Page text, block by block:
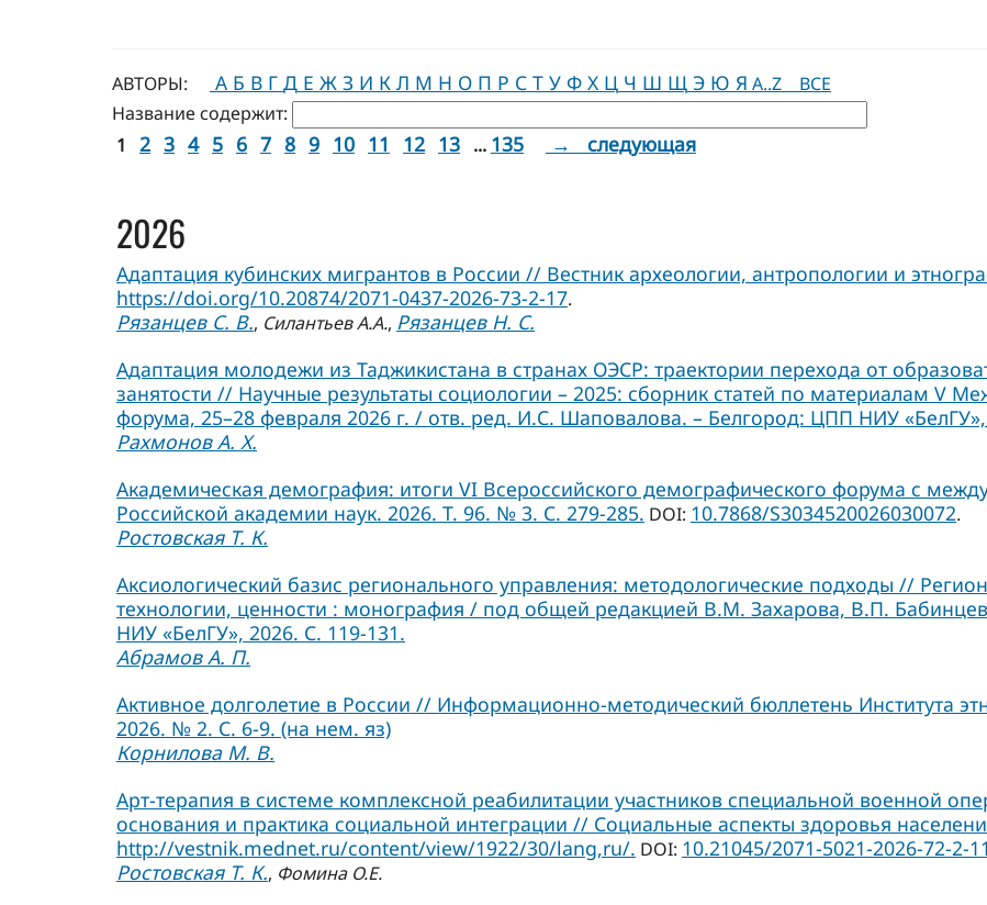
АВТОРЫ: А Б В Г Д Е Ж З И К Л М Н О П Р С Т У Ф Х Ц Ч Ш Щ Э Ю Я A..Z ВСЕ
Название содержит:
1
2 3 4 5 6 7 8 9 10 11 12 13 ... 135 → следующая
2026
Адаптация кубинских мигрантов в России // Вестник археологии, антропологии и
https://doi.org/10.20874/2071-0437-2026-73-2-17.
Рязанцев С. В., Силантьев А.А., Рязанцев Н. С.
Адаптация молодежи из Таджикистана в странах ОЭСР: траектории перехода от
занятости // Научные результаты социологии – 2025: сборник статей по материалам V
форума, 25–28 февраля 2026 г. / отв. ред. И.С. Шаповалова. – Белгород: ЦПП НИУ «БелГУ»,
Рахмонов А. Х.
Академическая демография: итоги VI Всероссийского демографического форума с
Российской академии наук. 2026. Т. 96. № 3. С. 279-285. DOI: 10.7868/S3034520026030072.
Ростовская Т. К.
Аксиологический базис регионального управления: методологические подходы //
технологии, ценности : монография / под общей редакцией В.М. Захарова, В.П.
НИУ «БелГУ», 2026. С. 119-131.
Абрамов А. П.
Активное долголетие в России // Информационно-методический бюллетень Института
2026. № 2. С. 6-9. (на нем. яз)
Корнилова М. В.
Арт-терапия в системе комплексной реабилитации участников специальной военной
основания и практика социальной интеграции // Социальные аспекты здоровья
http://vestnik.mednet.ru/content/view/1922/30/lang,ru/. DOI: 10.21045/2071-5021-2026-72-2-11
Ростовская Т. К., Фомина О.Е.